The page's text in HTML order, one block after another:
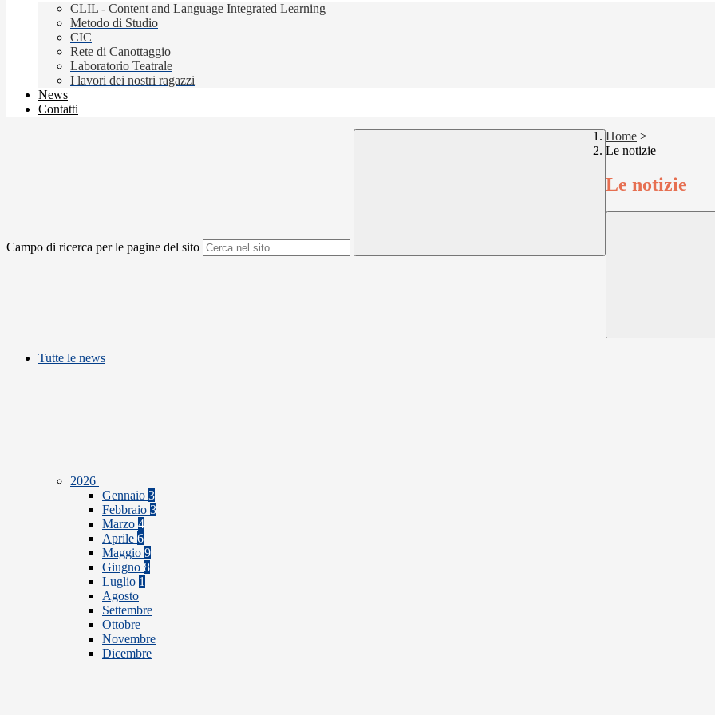
CLIL - Content and Language Integrated Learning
Metodo di Studio
CIC
Rete di Canottaggio
Laboratorio Teatrale
I lavori dei nostri ragazzi
News
Contatti
Campo di ricerca per le pagine del sito
Home >
Le notizie
Le notizie
Tutte le news
2026
Gennaio 3
Febbraio 3
Marzo 4
Aprile 6
Maggio 9
Giugno 8
Luglio 1
Agosto
Settembre
Ottobre
Novembre
Dicembre